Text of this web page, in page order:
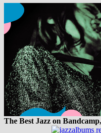
The Best Jazz on Bandcamp,